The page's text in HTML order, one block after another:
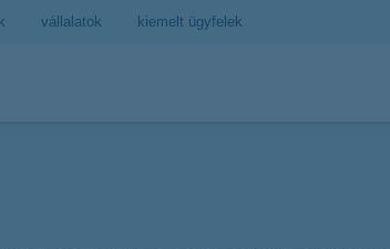
vállalatok kiemelt ügyfelek